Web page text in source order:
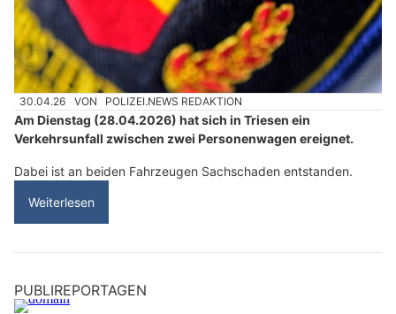
30.04.26 VON POLIZEI.NEWS REDAKTION
Am Dienstag (28.04.2026) hat sich in Triesen ein
Verkehrsunfall zwischen zwei Personenwagen ereignet.
Dabei ist an beiden Fahrzeugen Sachschaden entstanden.
Weiterlesen
PUBLIREPORTAGEN